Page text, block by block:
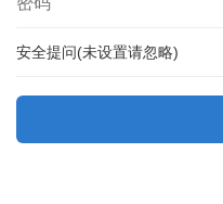
安全提问(未设置请忽略)